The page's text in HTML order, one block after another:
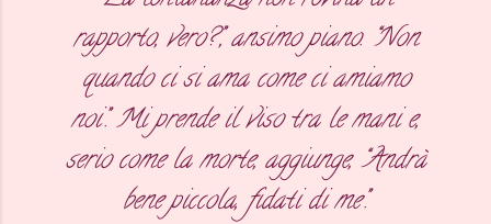
rapporto, vero?”, ansimo piano. “Non
quando ci si ama come ci amiamo
noi”. Mi prende il viso tra le mani e,
serio come la morte, aggiunge, “Andrà
bene piccola, fidati di me”.